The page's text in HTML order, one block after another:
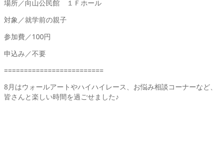
場所／向山公民館 １Ｆホール
対象／就学前の親子
参加費／100円
申込み／不要
=========================
8月はウォールアートやハイハイレース、お悩み相談コーナーなど、
皆さんと楽しい時間を過ごせました♪